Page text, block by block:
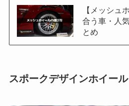
【メッシュ
合う車・人
とめ
スポークデザインホイール